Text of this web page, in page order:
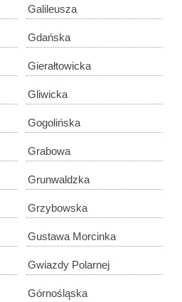
Galileusza
Gdańska
Gierałtowicka
Gliwicka
Gogolińska
Grabowa
Grunwaldzka
Grzybowska
Gustawa Morcinka
Gwiazdy Polarnej
Górnośląska